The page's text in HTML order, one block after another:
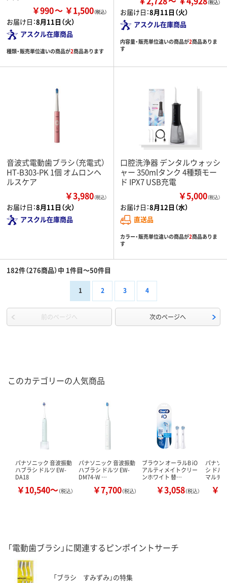
￥990 ￥1,500
お届け日：8月11日（火）
アスクル在庫商品
種類・販売単位違いの商品が2商品あります
お届け日：8月11日（火）
アスクル在庫商品
内容量・販売単位違いの商品が2商品ありま
す
音波式電動歯ブラシ（充電式）
HT-B303-PK 1個 オムロンヘ
ルスケア
￥3,980（税込）
お届け日：8月11日（火）
アスクル在庫商品
口腔洗浄器 デンタルウォッシ
ャー 350mlタンク 4種類モー
ド IPX7 USB充電
￥5,000（税込）
お届け日：8月12日（水）
直送品
カラー・販売単位違いの商品が2商品ありま
す
182件（276商品）中 1件目～50件目
1 2 3 4
前のページへ 次のページへ
このカテゴリーの人気商品
パナソニック 音波振動
ハブラシ ドルツ EW-
DA18
￥10,540～（税込）
パナソニック 音波振動
ハブラシ ドルツ EW-
DM74-W …
￥7,700（税込）
ブラウン オーラルB iO
アルティメイトクリー
ンホワイト 替…
￥3,058（税込）
パナソ
シ ドル
マルチ
￥
「電動歯ブラシ」に関連するピンポイントサーチ
「ブラシ すみずみ」の特集